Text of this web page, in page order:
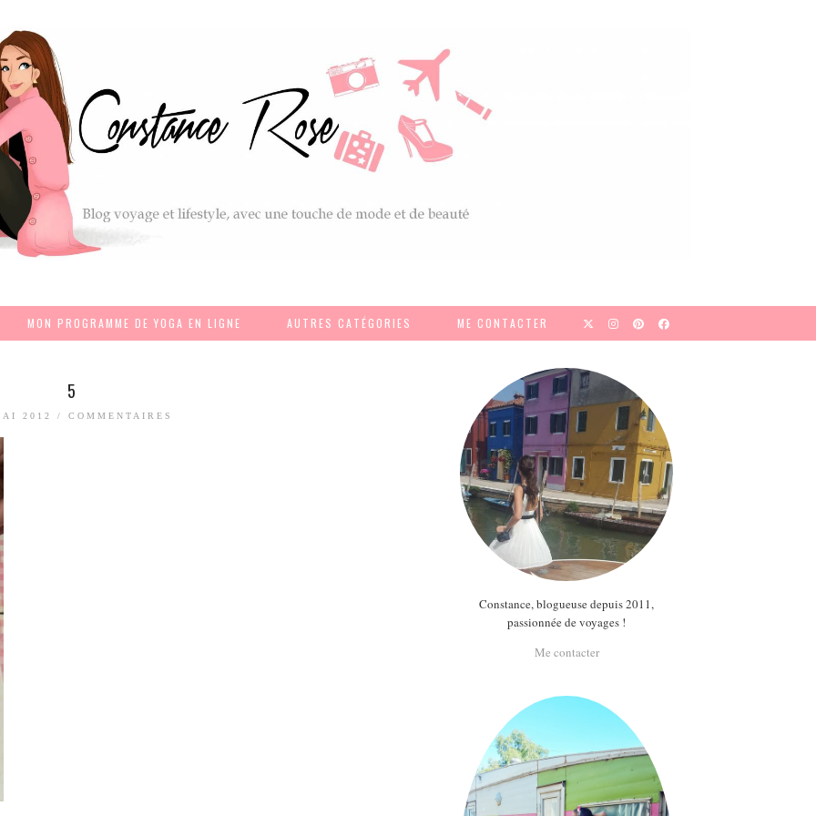
MON PROGRAMME DE YOGA EN LIGNE AUTRES CATÉGORIES ME CONTACTER
5
2012 /COMMENTAIRES
Constance, blogueuse depuis 2011,
passionnée de voyages !
Me contacter